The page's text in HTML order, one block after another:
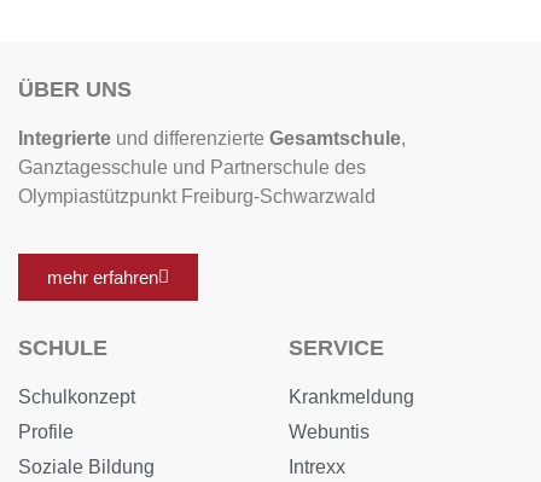
ÜBER UNS
Integrierte und differenzierte Gesamtschule,
Ganztagesschule und Partnerschule des
Olympiastützpunkt Freiburg-Schwarzwald
mehr erfahren
SCHULE
Schulkonzept
Profile
Soziale Bildung
SERVICE
Krankmeldung
Webuntis
Intrexx